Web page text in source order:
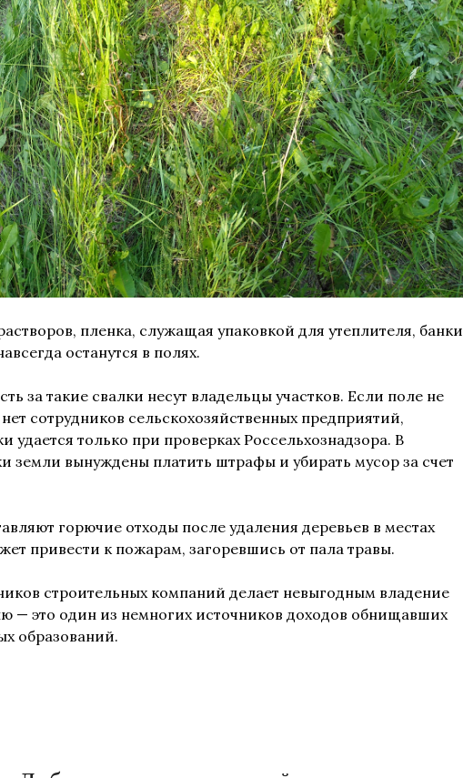
пленка, служащая упаковкой для утеплителя, банки
останутся в полях.
за такие свалки несут владельцы участков. Если поле не
сотрудников сельскохозяйственных предприятий,
удается только при проверках Россельхознадзора. В
земли вынуждены платить штрафы и убирать мусор за счет
горючие отходы после удаления деревьев в местах
привести к пожарам, загоревшись от пала травы.
строительных компаний делает невыгодным владение
— это один из немногих источников доходов обнищавших
образований.